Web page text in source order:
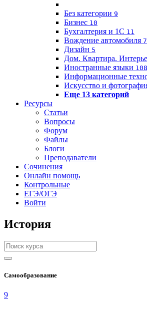
Без категории 9
Бизнес 10
Бухгалтерия и 1C 11
Вождение автомобиля 7
Дизайн 5
Дом. Квартира.
Иностранные языки 108
Информационные
Искусство и
Еще 13 категорий
Ресурсы
Статьи
Вопросы
Форум
Файлы
Блоги
Преподаватели
Сочинения
Онлайн помощь
Контрольные
ЕГЭ/ОГЭ
Войти
История
Самообразование
9